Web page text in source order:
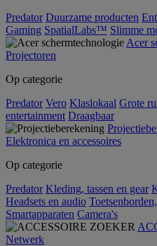
Predator Duurzame producten
Gaming SpatialLabs™ Slimme
Acer
Projectoren
Op categorie
Predator Vero Klaslokaal Grote
entertainment Draagbaar
Elektronica en accessoires
Op categorie
Predator Kleding, tassen en gear
Headsets en audio
Smartapparaten Camera's
Netwerk